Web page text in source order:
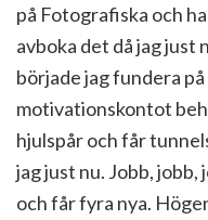
på Fotografiska och
avboka det då jag just
började jag fundera
motivationskontot
hjulspår och får
jag just nu. Jobb, jobb,
och får fyra nya.